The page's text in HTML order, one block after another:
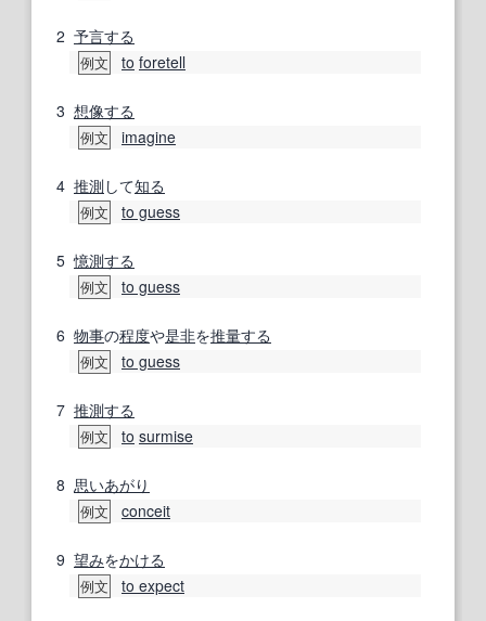
2 予言する
例文 to foretell
3 想像する
例文 imagine
4 推測して知る
例文 to guess
5 憶測する
例文 to guess
6 物事の程度や是非を推量する
例文 to guess
7 推測する
例文 to surmise
8 思いあがり
例文 conceit
9 望みをかける
例文 to expect